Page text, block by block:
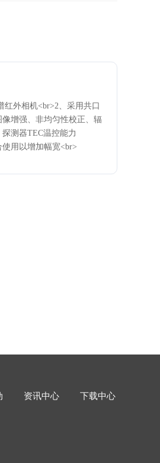
红外相机<br>2、采用共口
增强、非均匀性校正、辐
测器TEC温控能力
用以增加幅宽<br>
资讯中心 下载中心